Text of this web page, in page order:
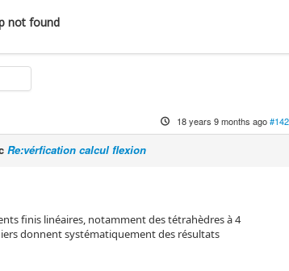
not found
18 years 9 months ago
Re:vérfication calcul flexion
finis linéaires, notamment des tétrahèdres à 4
donnent systématiquement des résultats